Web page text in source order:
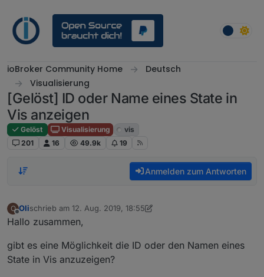
ioBroker Community Home
Deutsch
Visualisierung
[Gelöst] ID oder Name eines State in
Vis anzeigen
Gelöst Visualisierung
vis
201
16 49.9k 19
Anmelden zum Antworten
O
Offline
Olischrieb am 12. Aug. 2019, 18:55
zuletzt editiert von Oli
Hallo zusammen,
gibt es eine Möglichkeit die ID oder den Namen eines
State in Vis anzuzeigen?